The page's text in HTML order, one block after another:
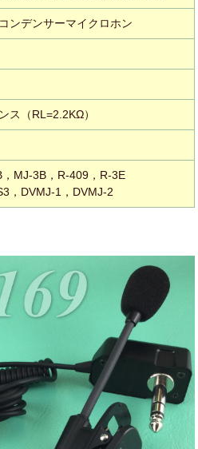
ンデンサーマイクロホン
ス（RL=2.2KΩ）
MJ-3B，R-409，R-3E
，DVMJ-1，DVMJ-2